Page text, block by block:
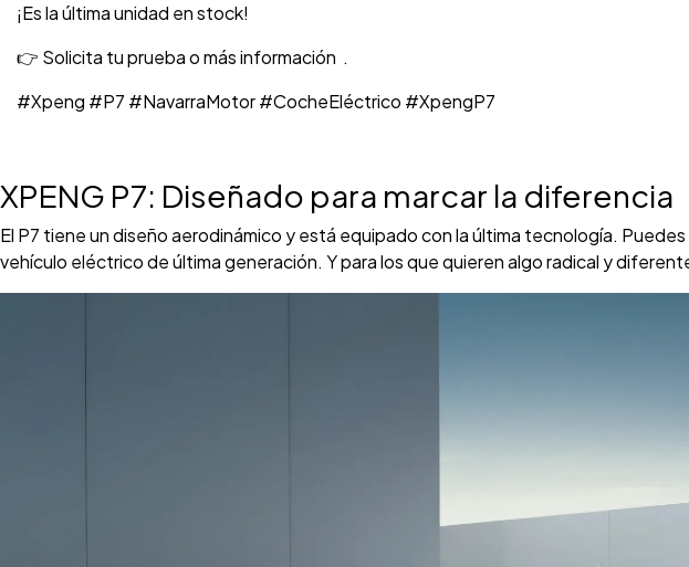
¡Es la última unidad en stock!
👉 Solicita tu prueba o más información .
#Xpeng #P7 #NavarraMotor#CocheEléctrico #XpengP7
XPENG P7: Diseñado para marcar la diferencia
El P7 tiene un diseño aerodinámico y está equipado con la última tecnología.
vehículo eléctrico de última generación. Y para los que quieren algo radical y